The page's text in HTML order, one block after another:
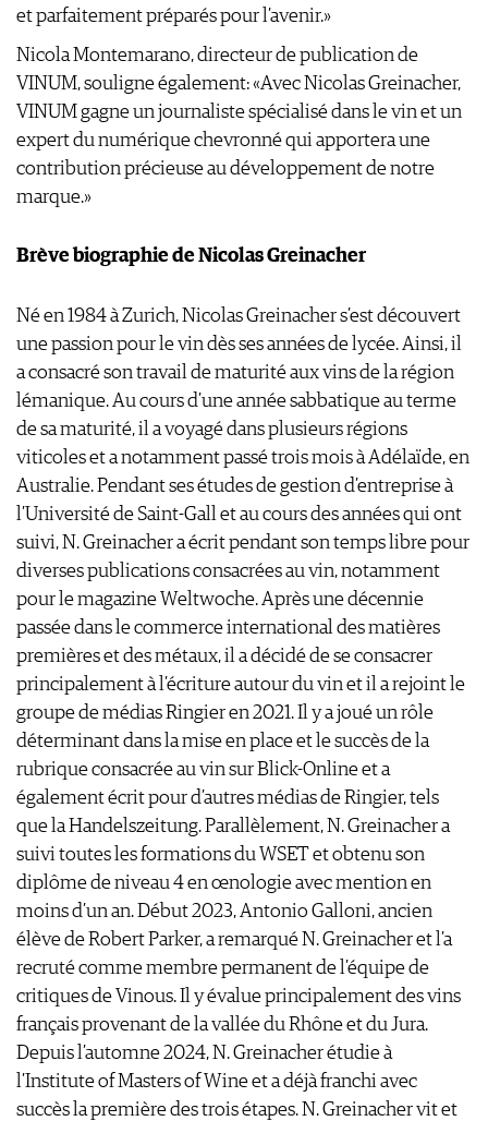
et parfaitement préparés pour l’avenir.»
Nicola Montemarano, directeur de publication de
VINUM, souligne également: «Avec Nicolas Greinacher,
VINUM gagne un journaliste spécialisé dans le vin et un
expert du numérique chevronné qui apportera une
contribution précieuse au développement de notre
marque.»
Brève biographie de Nicolas Greinacher
Né en 1984 à Zurich, Nicolas Greinacher s’est découvert
une passion pour le vin dès ses années de lycée. Ainsi, il
a consacré son travail de maturité aux vins de la région
lémanique. Au cours d’une année sabbatique au terme
de sa maturité, il a voyagé dans plusieurs régions
viticoles et a notamment passé trois mois à Adélaïde, en
Australie. Pendant ses études de gestion d’entreprise à
l’Université de Saint-Gall et au cours des années qui ont
suivi, N. Greinacher a écrit pendant son temps libre pour
diverses publications consacrées au vin, notamment
pour le magazine Weltwoche. Après une décennie
passée dans le commerce international des matières
premières et des métaux, il a décidé de se consacrer
principalement à l’écriture autour du vin et il a rejoint le
groupe de médias Ringier en 2021. Il y a joué un rôle
déterminant dans la mise en place et le succès de la
rubrique consacrée au vin sur Blick-Online et a
également écrit pour d’autres médias de Ringier, tels
que la Handelszeitung. Parallèlement, N. Greinacher a
suivi toutes les formations du WSET et obtenu son
diplôme de niveau 4 en œnologie avec mention en
moins d’un an. Début 2023, Antonio Galloni, ancien
élève de Robert Parker, a remarqué N. Greinacher et l’a
recruté comme membre permanent de l’équipe de
critiques de Vinous. Il y évalue principalement des vins
français provenant de la vallée du Rhône et du Jura.
Depuis l’automne 2024, N. Greinacher étudie à
l’Institute of Masters of Wine et a déjà franchi avec
succès la première des trois étapes. N. Greinacher vit et